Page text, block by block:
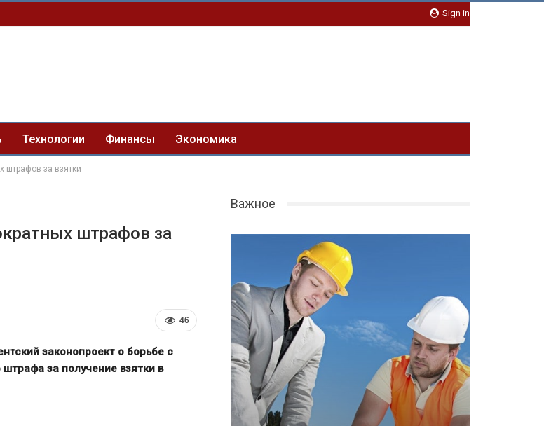
Sign in
Технологии Финансы Экономика
штрафов за взятки
штрафов за
46
законопроект о борьбе с
за получение взятки в
Важное